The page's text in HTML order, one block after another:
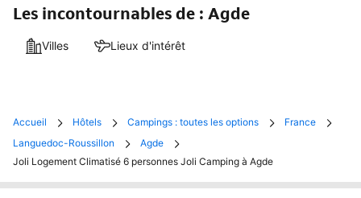
Les incontournables de : Agde
Villes Lieux d'intérêt
Accueil Hôtels Campings : toutes les options
France
Languedoc-Roussillon
Agde
Joli Logement Climatisé 6 personnes Joli Camping à Agde